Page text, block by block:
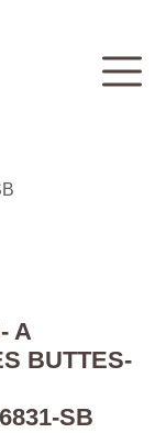
A
BUTTES-
SB